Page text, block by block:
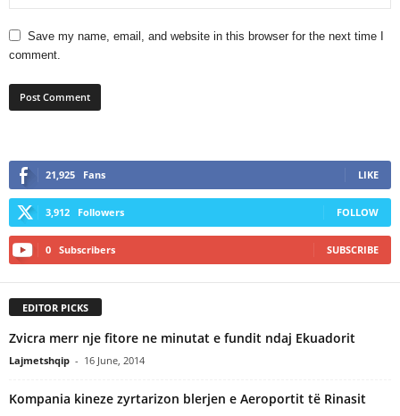
Save my name, email, and website in this browser for the next time I
comment.
21,925 Fans LIKE
3,912 Followers FOLLOW
0 Subscribers SUBSCRIBE
EDITOR PICKS
Zvicra merr nje fitore ne minutat e fundit ndaj Ekuadorit
Lajmetshqip - 16 June, 2014
Kompania kineze zyrtarizon blerjen e Aeroportit të Rinasit